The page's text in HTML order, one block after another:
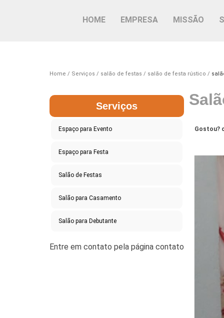
HOME EMPRESA MISSÃO
Home Serviços salão de festas salão de festa rústico
Serviços
Espaço para Evento
Espaço para Festa
Salão de Festas
Salão para Casamento
Salão para Debutante
Gostou?